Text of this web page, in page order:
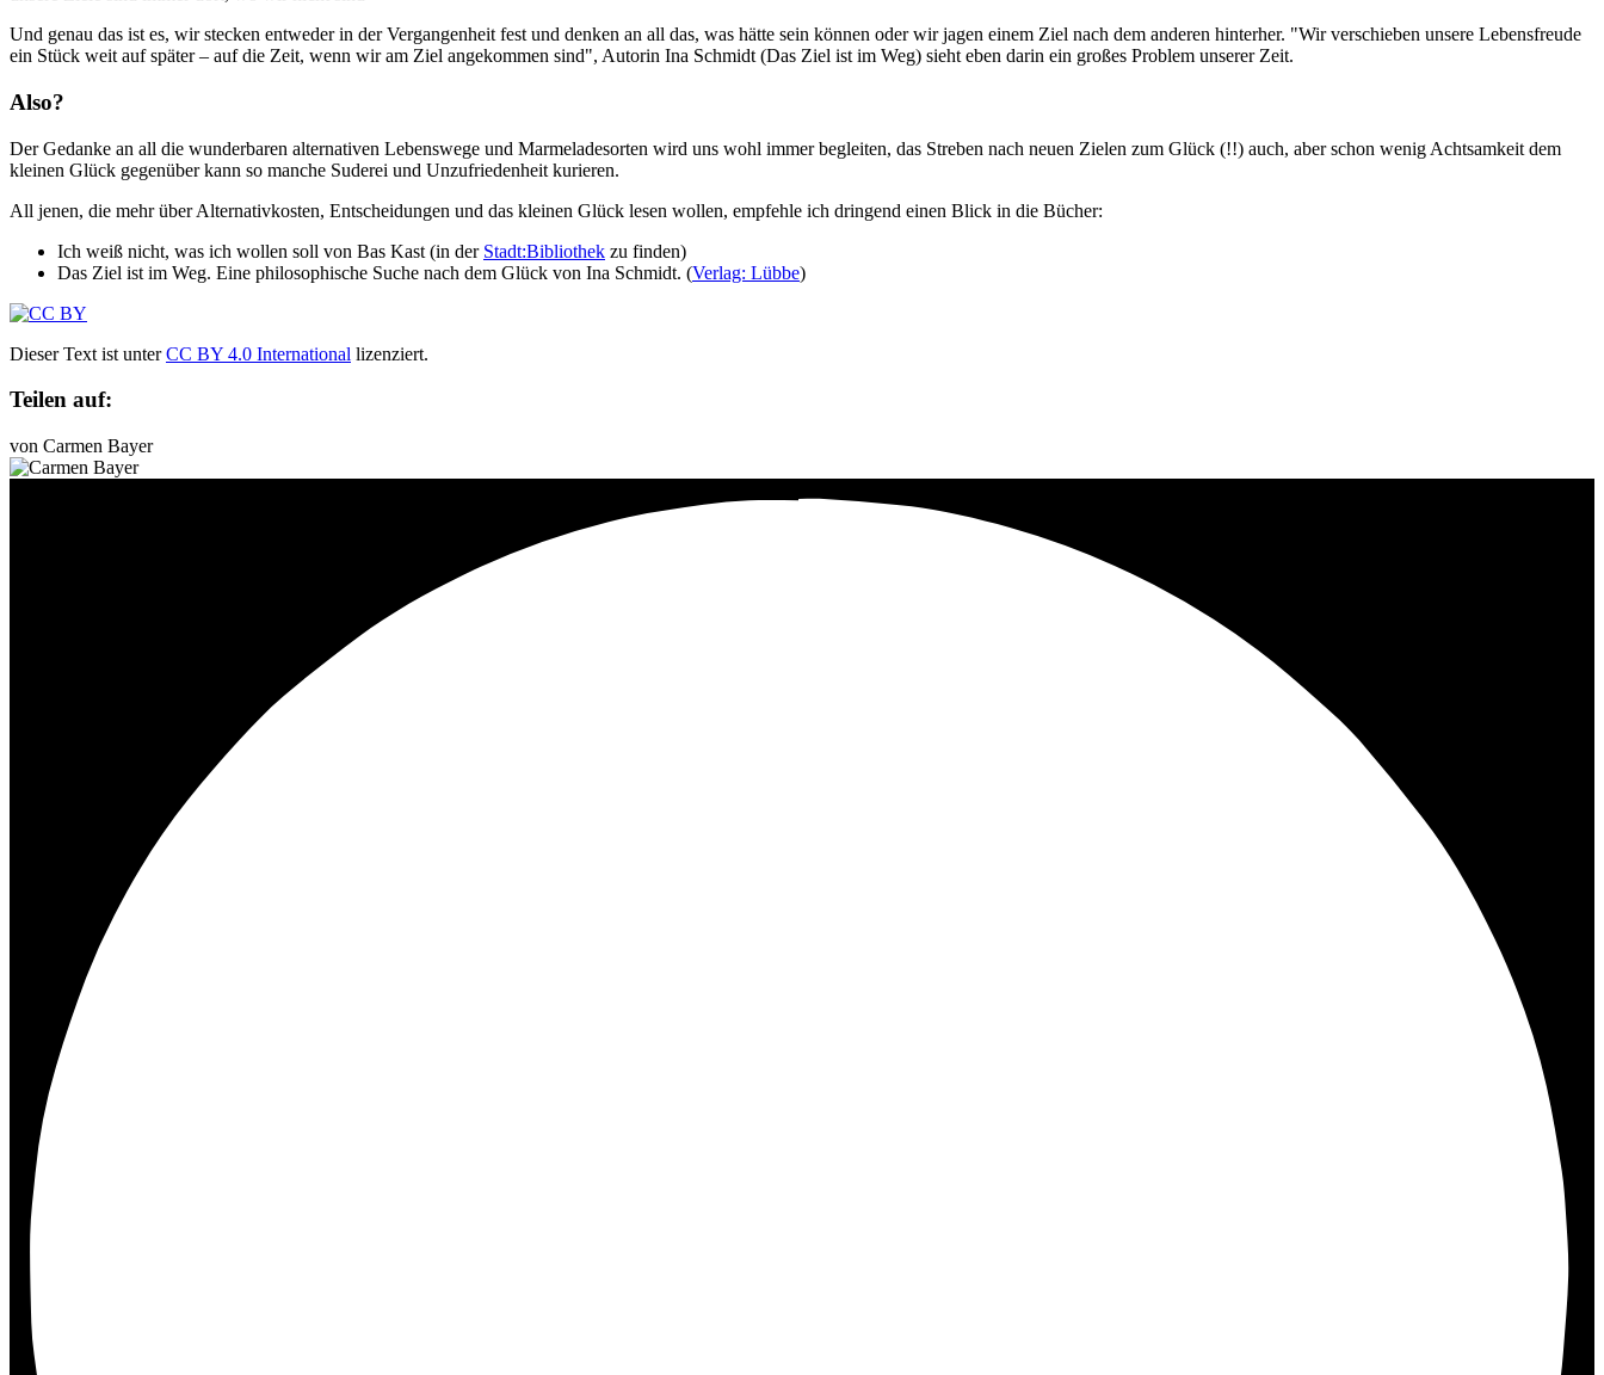
Und genau das ist es, wir stecken entweder in der Vergangenheit fest und denken an all das, was hätte sein können oder wir jagen einem Ziel nach dem anderen hinterher. "Wir verschieben unsere Lebensfreude
ein Stück weit auf später – auf die Zeit, wenn wir am Ziel angekommen sind", Autorin Ina Schmidt (Das Ziel ist im Weg) sieht eben darin ein großes Problem unserer Zeit.
Also?
Der Gedanke an all die wunderbaren alternativen Lebenswege und Marmeladesorten wird uns wohl immer begleiten, das Streben nach neuen Zielen zum Glück (!!) auch, aber schon wenig Achtsamkeit dem
kleinen Glück gegenüber kann so manche Suderei und Unzufriedenheit kurieren.
All jenen, die mehr über Alternativkosten, Entscheidungen und das kleinen Glück lesen wollen, empfehle ich dringend einen Blick in die Bücher:
Ich weiß nicht, was ich wollen soll von Bas Kast (in der Stadt:Bibliothek zu finden)
Das Ziel ist im Weg. Eine philosophische Suche nach dem Glück von Ina Schmidt. (Verlag: Lübbe)
Dieser Text ist unterCC BY 4.0 International lizenziert.
Teilen auf:
von Carmen Bayer